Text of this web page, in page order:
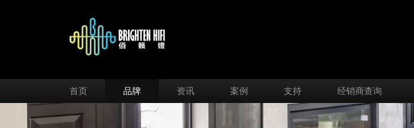
首页 品牌 资讯 案例 支持 经销商查询